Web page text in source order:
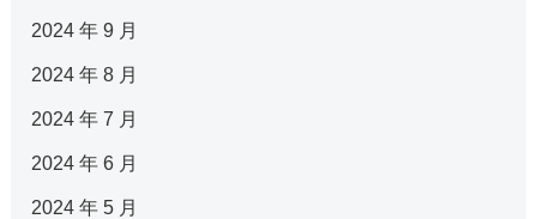
2024 年 9 月
2024 年 8 月
2024 年 7 月
2024 年 6 月
2024 年 5 月